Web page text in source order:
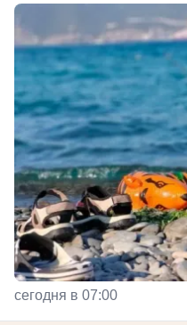
сегодня в 07:00